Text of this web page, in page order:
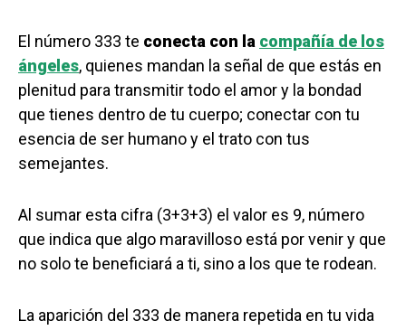
El número 333 te conecta con la compañía de los
ángeles, quienes mandan la señal de que estás en
plenitud para transmitir todo el amor y la bondad
que tienes dentro de tu cuerpo; conectar con tu
esencia de ser humano y el trato con tus
semejantes.
Al sumar esta cifra (3+3+3) el valor es 9, número
que indica que algo maravilloso está por venir y que
no solo te beneficiará a ti, sino a los que te rodean.
La aparición del 333 de manera repetida en tu vida